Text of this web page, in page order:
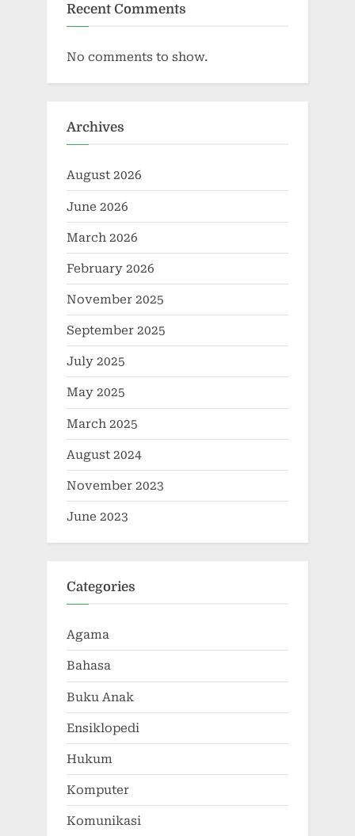
Recent Comments
No comments to show.
Archives
August 2026
June 2026
March 2026
February 2026
November 2025
September 2025
July 2025
May 2025
March 2025
August 2024
November 2023
June 2023
Categories
Agama
Bahasa
Buku Anak
Ensiklopedi
Hukum
Komputer
Komunikasi